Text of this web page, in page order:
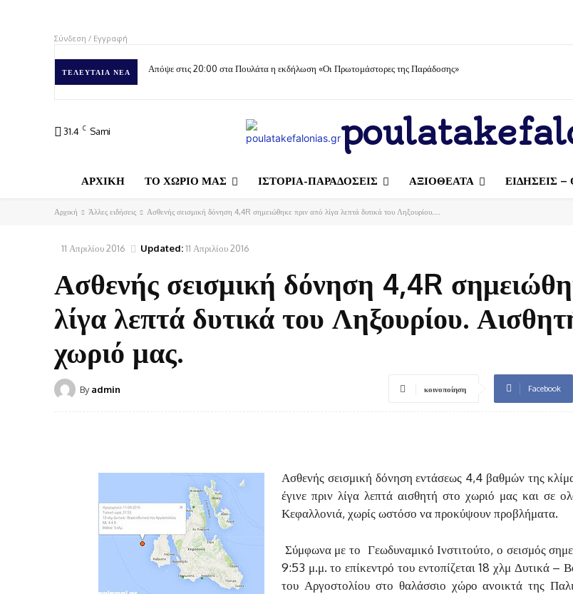
Σύνδεση / Εγγραφή
ΤΕΛΕΥΤΑΊΑ ΝΈΑ Απόψε στις 20:00 στα Πουλάτα η εκδήλωση «Οι Πρωτομάστορες της Παράδοσης»
31.4 C Sami
ΑΡΧΙΚΗ ΤΟ ΧΩΡΙΟ ΜΑΣ ΙΣΤΟΡΙΑ-ΠΑΡΑΔΟΣΕΙΣ ΑΞΙΟΘΕΑΤΑ ΕΙΔΗΣΕΙΣ
Αρχική Άλλες ειδήσεις Ασθενής σεισμική δόνηση 4,4R σημειώθηκε πριν από λίγα λεπτά δυτικά του Ληξουρίου....
11 Απριλίου 2016 Updated:11 Απριλίου 2016
Ασθενής σεισμική δόνηση 4,4R
λίγα λεπτά δυτικά του Ληξουρίου.
χωριό μας.
By admin κοινοποίηση Facebook
Ασθενής σεισμική δόνηση εντάσεως 4,4 βαθμών της
έγινε πριν λίγα λεπτά αισθητή στο χωριό μας και σε
Κεφαλλονιά, χωρίς ωστόσο να προκύψουν προβλήματα.
Σύμφωνα με το Γεωδυναμικό Ινστιτούτο, ο σεισμός
9:53 μ.μ. το επίκεντρό του εντοπίζεται 18 χλμ Δυτικά –
του Αργοστολίου στο θαλάσσιο χώρο ανοικτά της